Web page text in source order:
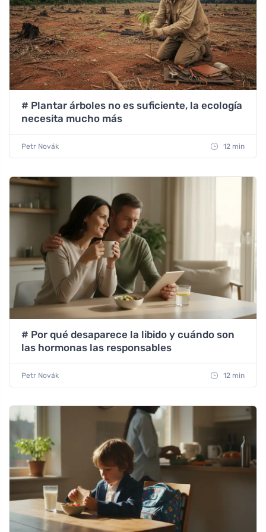
# Plantar árboles no es suficiente, la ecología
necesita mucho más
Petr Novák 12 min
# Por qué desaparece la libido y cuándo son
las hormonas las responsables
Petr Novák 12 min